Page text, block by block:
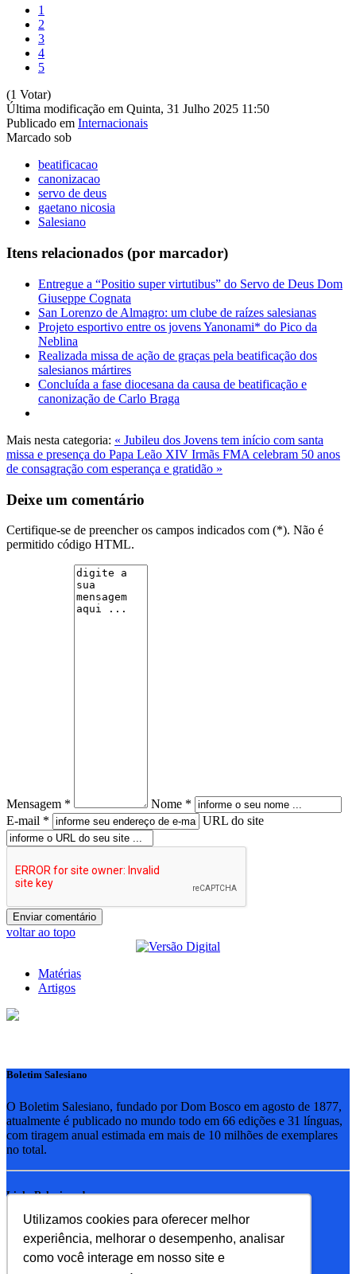
Utilizamos cookies para oferecer melhor
experiência, melhorar o desempenho, analisar
como você interage em nosso site e
1
2
3
4
5
(1 Votar)
Última modificação em Quinta, 31 Julho 2025 11:50
Publicado em Internacionais
Marcado sob
beatificacao
canonizacao
servo de deus
gaetano nicosia
Salesiano
Itens relacionados (por marcador)
Entregue a “Positio super virtutibus” do Servo de Deus Dom
Giuseppe Cognata
San Lorenzo de Almagro: um clube de raízes salesianas
Projeto esportivo entre os jovens Yanonami* do Pico da
Neblina
Realizada missa de ação de graças pela beatificação dos
salesianos mártires
Concluída a fase diocesana da causa de beatificação e
canonização de Carlo Braga
Mais nesta categoria: « Jubileu dos Jovens tem início com santa
missa e presença do Papa Leão XIV Irmãs FMA celebram 50 anos
de consagração com esperança e gratidão »
Deixe um comentário
Certifique-se de preencher os campos indicados com (*). Não é
permitido código HTML.
Mensagem *
Nome *
E-mail *
URL do site
voltar ao topo
Matérias
Artigos
Boletim Salesiano
O Boletim Salesiano, fundado por Dom Bosco em agosto de 1877,
atualmente é publicado no mundo todo em 66 edições e 31 línguas,
com tiragem anual estimada em mais de 10 milhões de exemplares
no total.
Links Relacionados
RSB - Rede Salesiana Brasil
EDEBE - Editora
UPV - União pela Vida